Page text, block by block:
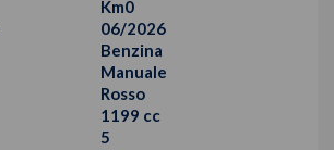
Km0
06/2026
Benzina
Manuale
Rosso
1199 cc
5